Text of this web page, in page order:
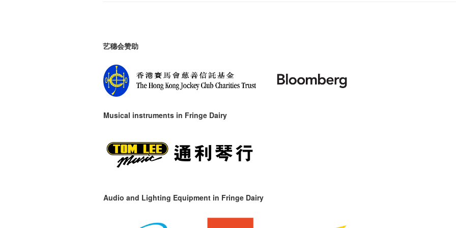
艺穗会赞助
Musical instruments in Fringe Dairy
Audio and Lighting Equipment in Fringe Dairy